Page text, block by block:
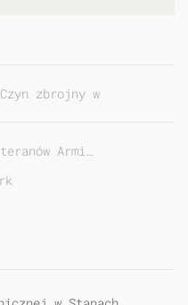
zbrojny wychodźstwa
Armi…